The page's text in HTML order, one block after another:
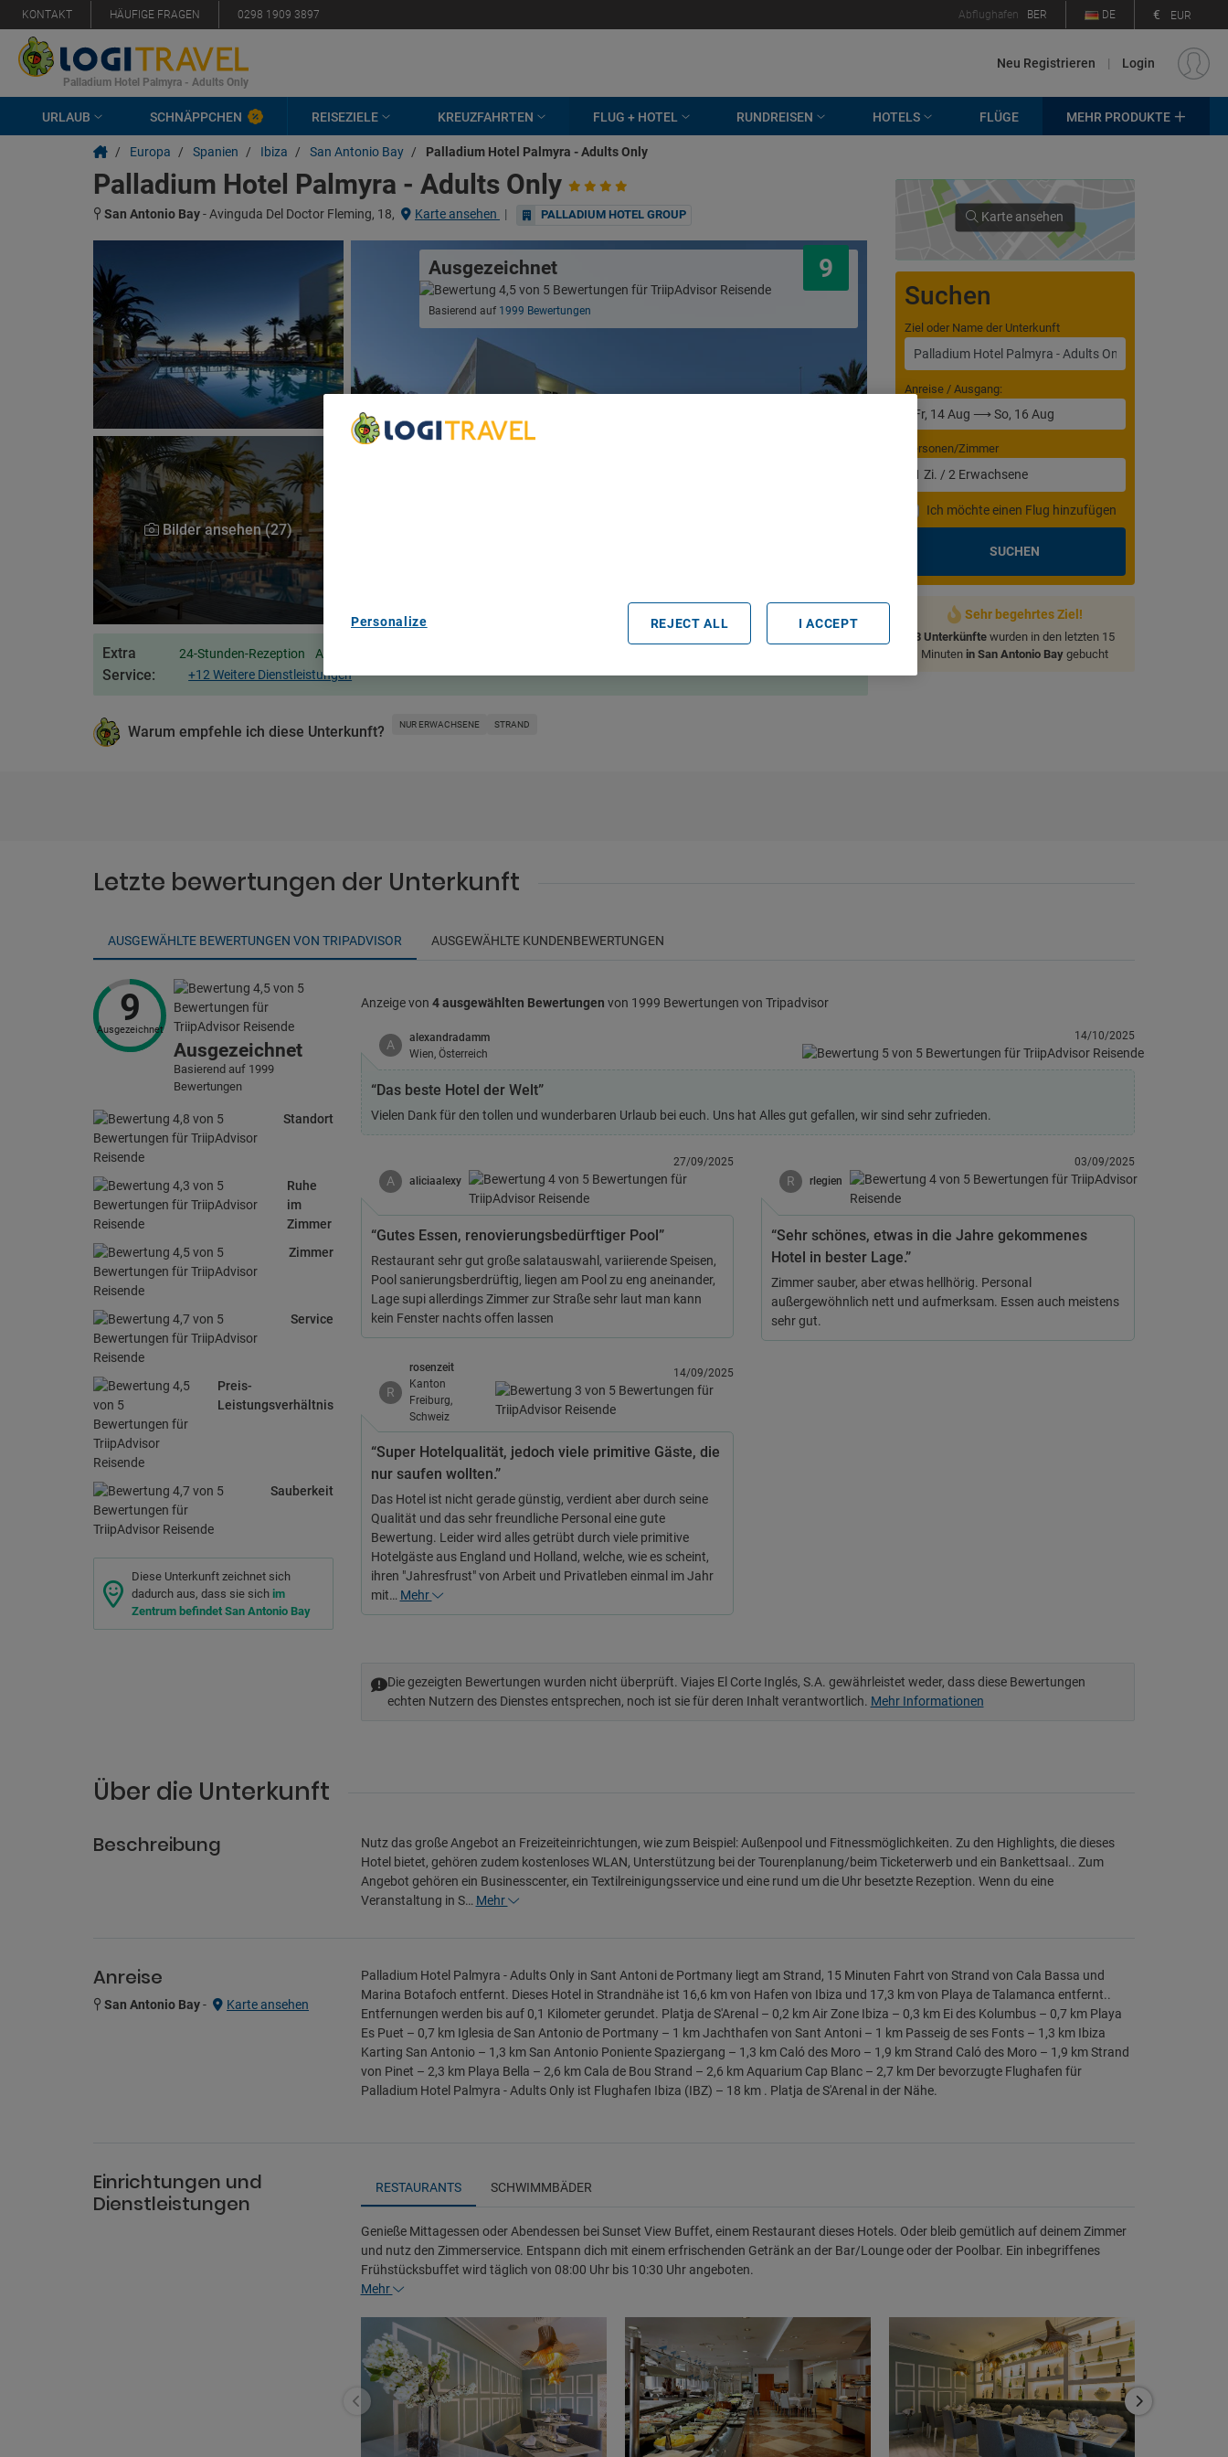
KONTAKT HÄUFIGE FRAGEN 0298 1909 3897 Abflughafen BER DE € EUR
Palladium Hotel Palmyra - Adults Only
Neu Registrieren | Login
URLAUB SCHNÄPPCHEN REISEZIELE KREUZFAHRTEN FLUG + HOTEL RUNDREISEN HOTELS FLÜGE MEHR PRODUKTE
/ Europa / Spanien / Ibiza / San Antonio Bay / Palladium Hotel Palmyra - Adults Only
Palladium Hotel Palmyra - Adults Only
San Antonio Bay-Avinguda Del Doctor Fleming, 18, Karte ansehen | PALLADIUM HOTEL GROUP
Bilder ansehen (27)
Ausgezeichnet 9
Basierend auf 1999 Bewertungen
Extra
Service:
24-Stunden-Rezeption Animation für Erwachsene
+12 Weitere Dienstleistungen
Warum empfehle ich diese Unterkunft? NUR ERWACHSENE STRAND
Karte ansehen
Suchen
Ziel oder Name der Unterkunft
Anreise / Ausgang:
Personen/Zimmer
1 Zi. / 2 Erwachsene
Ich möchte einen Flug hinzufügen
SUCHEN
Sehr begehrtes Ziel!
3 Unterkünfte wurden in den letzten 15
Minuten in San Antonio Bay gebucht
Letzte bewertungen der Unterkunft
AUSGEWÄHLTE BEWERTUNGEN VON TRIPADVISOR AUSGEWÄHLTE KUNDENBEWERTUNGEN
9
Ausgezeichnet
Ausgezeichnet
Basierend auf 1999
Bewertungen
Standort
Ruhe
im
Zimmer
Zimmer
Service
Preis-
Leistungsverhältnis
Sauberkeit
Diese Unterkunft zeichnet sich
dadurch aus, dass sie sich im
Zentrum befindet San Antonio Bay
Anzeige von 4 ausgewählten Bewertungen von 1999 Bewertungen von Tripadvisor
A
alexandradamm
Wien, Österreich
14/10/2025
“Das beste Hotel der Welt”
Vielen Dank für den tollen und wunderbaren Urlaub bei euch. Uns hat Alles gut gefallen, wir sind sehr zufrieden.
A aliciaalexy
27/09/2025
“Gutes Essen, renovierungsbedürftiger Pool”
Restaurant sehr gut große salatauswahl, variierende Speisen,
Pool sanierungsberdrüftig, liegen am Pool zu eng aneinander,
Lage supi allerdings Zimmer zur Straße sehr laut man kann
kein Fenster nachts offen lassen
R rlegien
03/09/2025
“Sehr schönes, etwas in die Jahre gekommenes
Hotel in bester Lage.”
Zimmer sauber, aber etwas hellhörig. Personal
außergewöhnlich nett und aufmerksam. Essen auch meistens
sehr gut.
R
rosenzeit
Kanton
Freiburg,
Schweiz
14/09/2025
“Super Hotelqualität, jedoch viele primitive Gäste, die
nur saufen wollten.”
Das Hotel ist nicht gerade günstig, verdient aber durch seine
Qualität und das sehr freundliche Personal eine gute
Bewertung. Leider wird alles getrübt durch viele primitive
Hotelgäste aus England und Holland, welche, wie es scheint,
ihren "Jahresfrust" von Arbeit und Privatleben einmal im Jahr
mit… Mehr
Die gezeigten Bewertungen wurden nicht überprüft. Viajes El Corte Inglés, S.A. gewährleistet weder, dass diese Bewertungen
echten Nutzern des Dienstes entsprechen, noch ist sie für deren Inhalt verantwortlich. Mehr Informationen
Über die Unterkunft
Beschreibung
Nutz das große Angebot an Freizeiteinrichtungen, wie zum Beispiel: Außenpool und Fitnessmöglichkeiten. Zu den Highlights, die dieses
Hotel bietet, gehören zudem kostenloses WLAN, Unterstützung bei der Tourenplanung/beim Ticketerwerb und ein Bankettsaal.. Zum
Angebot gehören ein Businesscenter, ein Textilreinigungsservice und eine rund um die Uhr besetzte Rezeption. Wenn du eine
Veranstaltung in S… Mehr
Anreise
San Antonio Bay- Karte ansehen
Palladium Hotel Palmyra - Adults Only in Sant Antoni de Portmany liegt am Strand, 15 Minuten Fahrt von Strand von Cala Bassa und
Marina Botafoch entfernt. Dieses Hotel in Strandnähe ist 16,6 km von Hafen von Ibiza und 17,3 km von Playa de Talamanca entfernt..
Entfernungen werden bis auf 0,1 Kilometer gerundet. Platja de S'Arenal – 0,2 km Air Zone Ibiza – 0,3 km Ei des Kolumbus – 0,7 km Playa
Es Puet – 0,7 km Iglesia de San Antonio de Portmany – 1 km Jachthafen von Sant Antoni – 1 km Passeig de ses Fonts – 1,3 km Ibiza
Karting San Antonio – 1,3 km San Antonio Poniente Spaziergang – 1,3 km Caló des Moro – 1,9 km Strand Caló des Moro – 1,9 km Strand
von Pinet – 2,3 km Playa Bella – 2,6 km Cala de Bou Strand – 2,6 km Aquarium Cap Blanc – 2,7 km Der bevorzugte Flughafen für
Palladium Hotel Palmyra - Adults Only ist Flughafen Ibiza (IBZ) – 18 km . Platja de S'Arenal in der Nähe.
Einrichtungen und
Dienstleistungen
RESTAURANTS SCHWIMMBÄDER
Genieße Mittagessen oder Abendessen bei Sunset View Buffet, einem Restaurant dieses Hotels. Oder bleib gemütlich auf deinem Zimmer
und nutz den Zimmerservice. Entspann dich mit einem erfrischenden Getränk an der Bar/Lounge oder der Poolbar. Ein inbegriffenes
Frühstücksbuffet wird täglich von 08:00 Uhr bis 10:30 Uhr angeboten.
Mehr
Personalize REJECT ALL I ACCEPT